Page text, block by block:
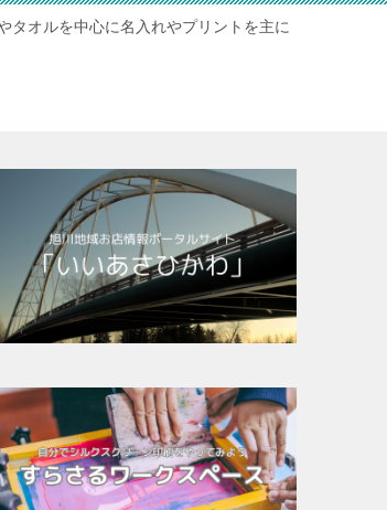
タオルを中心に名入れやプリントを主に